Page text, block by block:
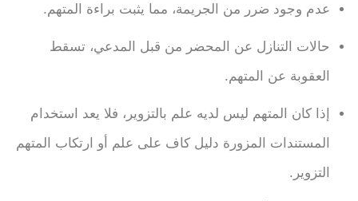
عدم وجود ضرر من الجريمة، مما يثبت براءة المتهم.
حالات التنازل عن المحضر من قبل المدعي، تسقط
العقوبة عن المتهم.
إذا كان المتهم ليس لديه علم بالتزوير، فلا يعد استخدام
المستندات المزورة دليل كاف على علم أو ارتكاب المتهم
التزوير.